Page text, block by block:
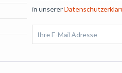
in unserer